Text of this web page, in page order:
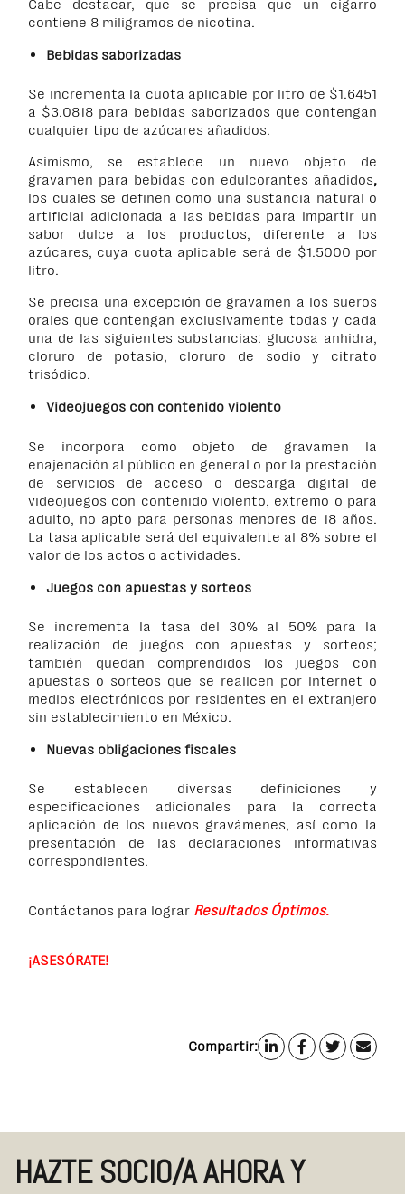
Cabe destacar, que se precisa que un cigarro
contiene 8 miligramos de nicotina.
Bebidas saborizadas
Se incrementa la cuota aplicable por litro de $1.6451
a $3.0818 para bebidas saborizados que contengan
cualquier tipo de azúcares añadidos.
Asimismo, se establece un nuevo objeto de
gravamen para bebidas con edulcorantes añadidos,
los cuales se definen como una sustancia natural o
artificial adicionada a las bebidas para impartir un
sabor dulce a los productos, diferente a los
azúcares, cuya cuota aplicable será de $1.5000 por
litro.
Se precisa una excepción de gravamen a los sueros
orales que contengan exclusivamente todas y cada
una de las siguientes substancias: glucosa anhidra,
cloruro de potasio, cloruro de sodio y citrato
trisódico.
Videojuegos con contenido violento
Se incorpora como objeto de gravamen la
enajenación al público en general o por la prestación
de servicios de acceso o descarga digital de
videojuegos con contenido violento, extremo o para
adulto, no apto para personas menores de 18 años.
La tasa aplicable será del equivalente al 8% sobre el
valor de los actos o actividades.
Juegos con apuestas y sorteos
Se incrementa la tasa del 30% al 50% para la
realización de juegos con apuestas y sorteos;
también quedan comprendidos los juegos con
apuestas o sorteos que se realicen por internet o
medios electrónicos por residentes en el extranjero
sin establecimiento en México.
Nuevas obligaciones fiscales
Se establecen diversas definiciones y
especificaciones adicionales para la correcta
aplicación de los nuevos gravámenes, así como la
presentación de las declaraciones informativas
correspondientes.
Contáctanos para lograr Resultados Óptimos.
¡ASESÓRATE!
Compartir:
HAZTE SOCIO/A AHORA Y